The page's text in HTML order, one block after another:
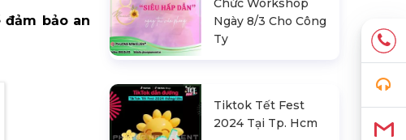
đảm bảo an
Ngày 8/3 Cho Công
Ty
Tiktok Tết Fest
2024 Tại Tp. Hcm